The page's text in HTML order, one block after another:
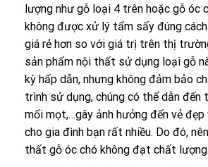
lượng như gỗ loại 4 trên hoặc gỗ óc
không được xử lý tẩm sấy đúng
giá rẻ hơn so với giá trị trên thị
sản phẩm nội thất sử dụng loại gỗ
kỳ hấp dẫn, nhưng không đảm bảo
trình sử dụng, chúng có thể dẫn đến
mối mọt,…gây ảnh hưởng đến vẻ
cho gia đình bạn rất nhiều. Do đó,
thất gỗ óc chó không đạt chất lượng.